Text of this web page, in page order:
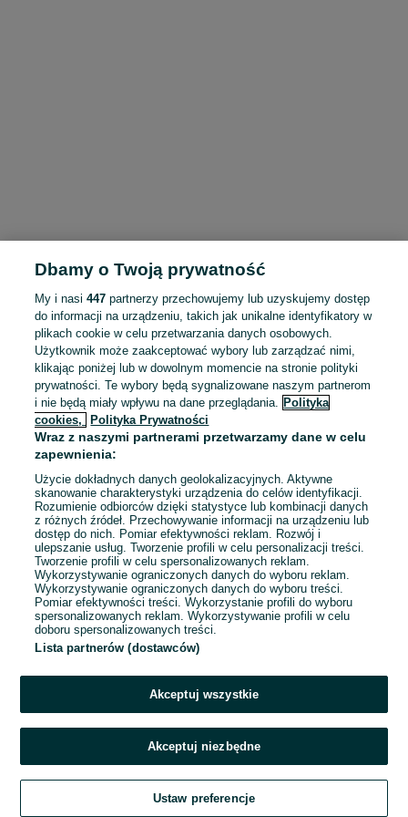
To ogłoszenie nie jest już dostępne
Przejdź na stronę główną
Dbamy o Twoją prywatność
My i nasi447 partnerzy przechowujemy lub uzyskujemy dostęp
do informacji na urządzeniu, takich jak unikalne identyfikatory w
plikach cookie w celu przetwarzania danych osobowych.
Użytkownik może zaakceptować wybory lub zarządzać nimi,
klikając poniżej lub w dowolnym momencie na stronie polityki
prywatności. Te wybory będą sygnalizowane naszym partnerom
i nie będą miały wpływu na dane przeglądania. Polityka
cookies,
Polityka Prywatności
Wraz z naszymi partnerami przetwarzamy dane w celu
zapewnienia:
Użycie dokładnych danych geolokalizacyjnych. Aktywne
skanowanie charakterystyki urządzenia do celów identyfikacji.
Rozumienie odbiorców dzięki statystyce lub kombinacji danych
z różnych źródeł. Przechowywanie informacji na urządzeniu lub
dostęp do nich. Pomiar efektywności reklam. Rozwój i
ulepszanie usług. Tworzenie profili w celu personalizacji treści.
Tworzenie profili w celu spersonalizowanych reklam.
Wykorzystywanie ograniczonych danych do wyboru reklam.
Wykorzystywanie ograniczonych danych do wyboru treści.
Pomiar efektywności treści. Wykorzystanie profili do wyboru
spersonalizowanych reklam. Wykorzystywanie profili w celu
doboru spersonalizowanych treści.
Lista partnerów (dostawców)
Akceptuj wszystkie
Akceptuj niezbędne
Ustaw preferencje